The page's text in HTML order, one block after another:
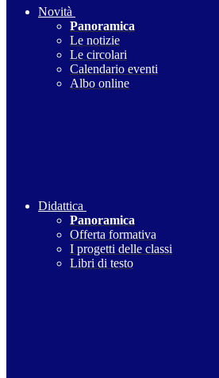
Novità
Panoramica
Le notizie
Le circolari
Calendario eventi
Albo online
Didattica
Panoramica
Offerta formativa
I progetti delle classi
Libri di testo